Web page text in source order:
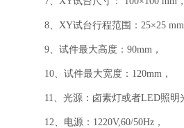
8、XY试台行程范围：25×25 mm
9、试件最大高度：90mm，
10、试件最大宽度：120mm，
11、光源：卤素灯或者LED照明
12、电源：1220V,60/50Hz，